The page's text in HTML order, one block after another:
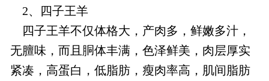
2、四子王羊
四子王羊不仅体格大，产肉多，鲜嫩多汁，
无膻味，而且胴体丰满，色泽鲜美，肉层厚实
紧凑，高蛋白，低脂肪，瘦肉率高，肌间脂肪